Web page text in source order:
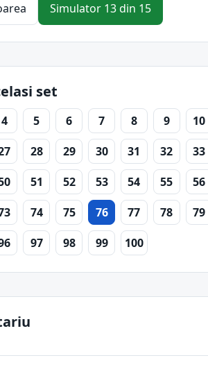
Simulator 13 din 15
set
4 5 6 7 8 9 10
28 29 30 31 32 33
51 52 53 54 55 56
74 75 76 77 78 79
97 98 99 100